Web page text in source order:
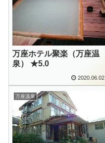
万座ホテル聚楽（万座温
泉） ★5.0
2020.06.02
万座温泉